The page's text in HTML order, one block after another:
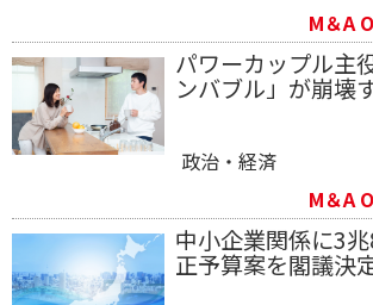
M＆A
パワーカップル主
ンバブル」が崩壊
政治・経済
M＆A
中小企業関係に3
正予算案を閣議決